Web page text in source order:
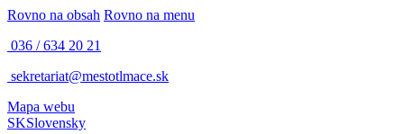
Rovno na obsah Rovno na menu
036 / 634 20 21
sekretariat@mestotlmace.sk
Mapa webu
SKSlovensky